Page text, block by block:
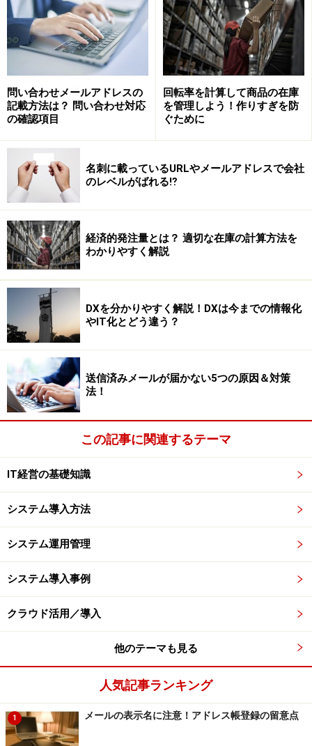
問い合わせメールアドレスの
記載方法は？ 問い合わせ対応
の確認項目
回転率を計算して商品の在庫
を管理しよう！作りすぎを防
ぐために
名刺に載っているURLやメールアドレスで会社
のレベルがばれる⁉
経済的発注量とは？ 適切な在庫の計算方法を
わかりやすく解説
DXを分かりやすく解説！DXは今までの情報化
やIT化とどう違う？
送信済みメールが届かない5つの原因＆対策
法！
この記事に関連するテーマ
IT経営の基礎知識
システム導入方法
システム運用管理
システム導入事例
クラウド活用／導入
他のテーマも見る
人気記事ランキング
1 メールの表示名に注意！アドレス帳登録の留意点